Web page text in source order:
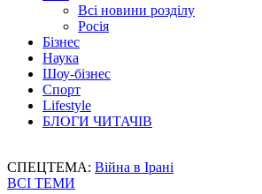
Всі новини розділу
Росія
Бізнес
Наука
Шоу-бізнес
Спорт
Lifestyle
БЛОГИ ЧИТАЧІВ
СПЕЦТЕМА: Війна в Ірані
ВСІ ТЕМИ